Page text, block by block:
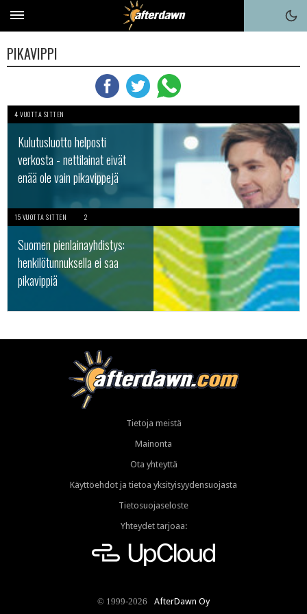
PIKAVIPPI
4 VUOTTA SITTEN
Kulutusluotto helposti
verkosta - nettilainat eivät
enää ole vain pikavippejä
15 VUOTTA SITTEN 2
Suomen pienlainayhdistys:
henkilötunnuksella ei saa
pikavippiä
Tietoja meistä
Mainonta
Ota yhteyttä
Käyttöehdot ja tietoa yksityisyydensuojasta
Tietosuojaseloste
Yhteydet tarjoaa:
© 1999-2026 AfterDawn Oy